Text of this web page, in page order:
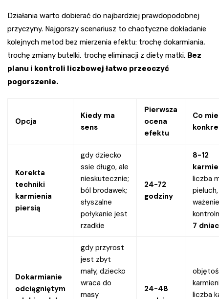
Działania warto dobierać do najbardziej prawdopodobnej
przyczyny. Najgorszy scenariusz to chaotyczne dokładanie
kolejnych metod bez mierzenia efektu: trochę dokarmiania,
trochę zmiany butelki, trochę eliminacji z diety matki. Bez
planu i kontroli liczbowej łatwo przeoczyć
pogorszenie.
Opcja
Kiedy ma
sens
Pierwsza
ocena
efektu
Co
Korekta
techniki
karmienia
piersią
gdy dziecko
ssie długo, ale
nieskutecznie;
ból brodawek;
słyszalne
połykanie jest
rzadkie
24-72
godziny
8-12
liczba
pieluch,
ważenie
7
Dokarmianie
odciągniętym
gdy przyrost
jest zbyt
mały, dziecko
wraca do
masy
24-48
liczba